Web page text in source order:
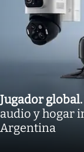
Jugador global.
audio y hogar
Argentina